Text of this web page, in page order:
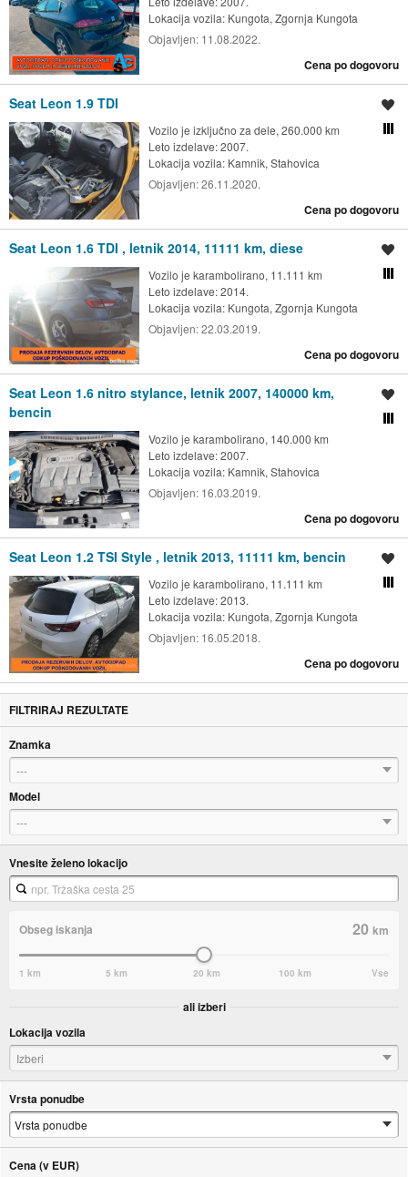
Lokacija vozila: Kungota, Zgornja Kungota
Objavljen: 11.08.2022.
Cena po dogovoru
Seat Leon 1.9 TDI
Vozilo je izključno za dele, 260.000 km
Leto izdelave: 2007.
Lokacija vozila: Kamnik, Stahovica
Objavljen:26.11.2020.
Cena po dogovoru
Seat Leon 1.6 TDI , letnik 2014, 11111 km, diese
Vozilo je karambolirano, 11.111 km
Leto izdelave: 2014.
Lokacija vozila: Kungota, Zgornja Kungota
Objavljen:22.03.2019.
Cena po dogovoru
Seat Leon 1.6 nitro stylance, letnik 2007, 140000 km,
bencin
Vozilo je karambolirano, 140.000 km
Leto izdelave: 2007.
Lokacija vozila: Kamnik, Stahovica
Objavljen: 16.03.2019.
Cena po dogovoru
Seat Leon 1.2 TSI Style , letnik 2013, 11111 km, bencin
Vozilo je karambolirano, 11.111 km
Leto izdelave: 2013.
Lokacija vozila: Kungota, Zgornja Kungota
Objavljen: 16.05.2018.
Cena po dogovoru
FILTRIRAJ REZULTATE
Znamka
---
Model
---
Vnesite želeno lokacijo
Obseg iskanja 20km
1 km 5 km 20 km 100 km Vse
ali izberi
Lokacija vozila
Izberi
Vrsta ponudbe
Cena (v EUR)